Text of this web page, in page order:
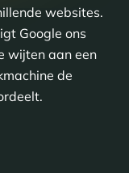
websites.
Google ons
wijten aan een
de